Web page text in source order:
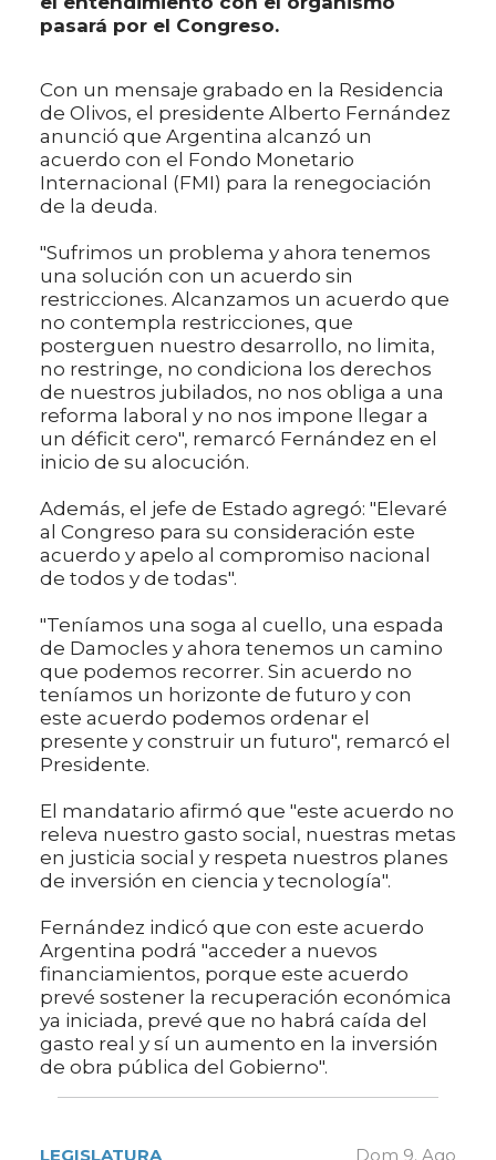
pasará por el Congreso.
Con un mensaje grabado en la Residencia
de Olivos, el presidente Alberto Fernández
anunció que Argentina alcanzó un
acuerdo con el Fondo Monetario
Internacional (FMI) para la renegociación
de la deuda.
"Sufrimos un problema y ahora tenemos
una solución con un acuerdo sin
restricciones. Alcanzamos un acuerdo que
no contempla restricciones, que
posterguen nuestro desarrollo, no limita,
no restringe, no condiciona los derechos
de nuestros jubilados, no nos obliga a una
reforma laboral y no nos impone llegar a
un déficit cero", remarcó Fernández en el
inicio de su alocución.
Además, el jefe de Estado agregó: "Elevaré
al Congreso para su consideración este
acuerdo y apelo al compromiso nacional
de todos y de todas".
"Teníamos una soga al cuello, una espada
de Damocles y ahora tenemos un camino
que podemos recorrer. Sin acuerdo no
teníamos un horizonte de futuro y con
este acuerdo podemos ordenar el
presente y construir un futuro", remarcó el
Presidente.
El mandatario afirmó que "este acuerdo no
releva nuestro gasto social, nuestras metas
en justicia social y respeta nuestros planes
de inversión en ciencia y tecnología".
Fernández indicó que con este acuerdo
Argentina podrá "acceder a nuevos
financiamientos, porque este acuerdo
prevé sostener la recuperación económica
ya iniciada, prevé que no habrá caída del
gasto real y sí un aumento en la inversión
de obra pública del Gobierno".
LEGISLATURA Dom 9. Ago